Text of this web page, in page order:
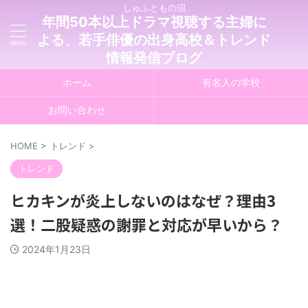
しゅふともの沼
年間50本以上ドラマ視聴する主婦に
よる、若手俳優の出身高校＆トレンド
情報発信ブログ
ホーム 有名人の学校
お問い合わせ
HOME > トレンド >
トレンド
ヒカキンが炎上しないのはなぜ？理由3
選！二股疑惑の謝罪と対応が早いから？
2024年1月23日